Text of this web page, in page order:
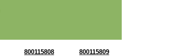
800115808 800115809